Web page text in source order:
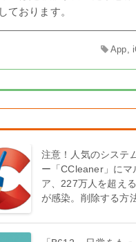
ております。
App
注意！人気のシステ
ー「CCleaner」にマ
ア、227万人を超え
が感染。削除する方